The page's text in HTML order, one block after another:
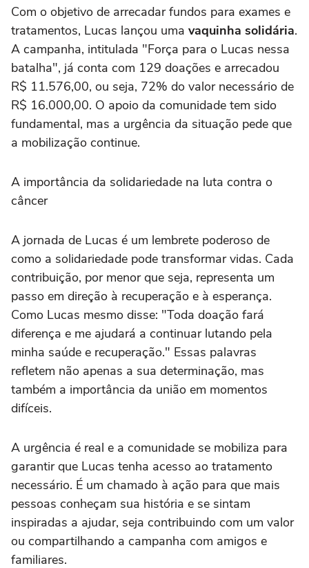
Com o objetivo de arrecadar fundos para exames e
tratamentos, Lucas lançou uma vaquinha solidária.
A campanha, intitulada "Força para o Lucas nessa
batalha", já conta com 129 doações e arrecadou
R$ 11.576,00, ou seja, 72% do valor necessário de
R$ 16.000,00. O apoio da comunidade tem sido
fundamental, mas a urgência da situação pede que
a mobilização continue.
A importância da solidariedade na luta contra o
câncer
A jornada de Lucas é um lembrete poderoso de
como a solidariedade pode transformar vidas. Cada
contribuição, por menor que seja, representa um
passo em direção à recuperação e à esperança.
Como Lucas mesmo disse: "Toda doação fará
diferença e me ajudará a continuar lutando pela
minha saúde e recuperação." Essas palavras
refletem não apenas a sua determinação, mas
também a importância da união em momentos
difíceis.
A urgência é real e a comunidade se mobiliza para
garantir que Lucas tenha acesso ao tratamento
necessário. É um chamado à ação para que mais
pessoas conheçam sua história e se sintam
inspiradas a ajudar, seja contribuindo com um valor
ou compartilhando a campanha com amigos e
familiares.